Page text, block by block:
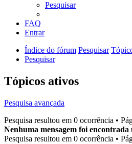
Pesquisar
FAQ
Entrar
Índice do fórum Pesquisar
Pesquisar
Tópicos ativos
Pesquisa avançada
Pesquisa resultou em 0 ocorrência •
Nenhuma mensagem foi
Pesquisa resultou em 0 ocorrência •